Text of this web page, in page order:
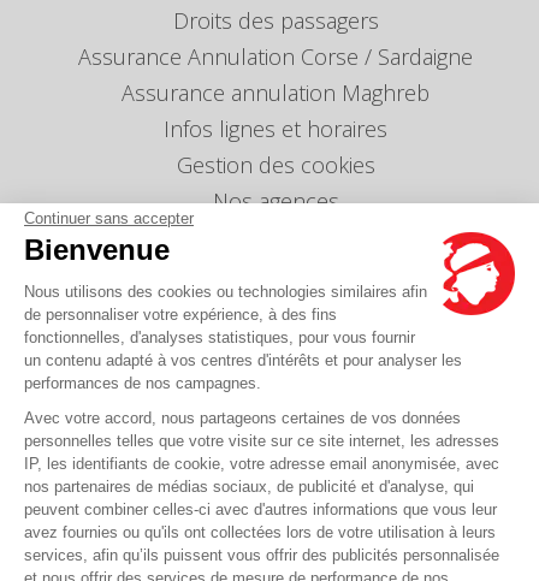
Continuer sans accepter
Bienvenue
Nous utilisons des cookies ou technologies similaires afin
de personnaliser votre expérience, à des fins
fonctionnelles, d'analyses statistiques, pour vous fournir
un contenu adapté à vos centres d'intérêts et pour analyser les
performances de nos campagnes.
Avec votre accord, nous partageons certaines de vos données
personnelles telles que votre visite sur ce site internet, les adresses
IP, les identifiants de cookie, votre adresse email anonymisée, avec
nos partenaires de médias sociaux, de publicité et d'analyse, qui
peuvent combiner celles-ci avec d'autres informations que vous leur
avez fournies ou qu'ils ont collectées lors de votre utilisation à leurs
services, afin qu’ils puissent vous offrir des publicités personnalisée
Droits des passagers
Assurance Annulation Corse / Sardaigne
Assurance annulation Maghreb
Infos lignes et horaires
Gestion des cookies
Nos agences
Nous envoyer un message
Info Ventes et Modifications
Politique de protection des données
personnelles
Index égalité professionnelle Femmes-Hommes
Écarts de représentation femmes-hommes dans
les postes de direction
Vous avez une question ?